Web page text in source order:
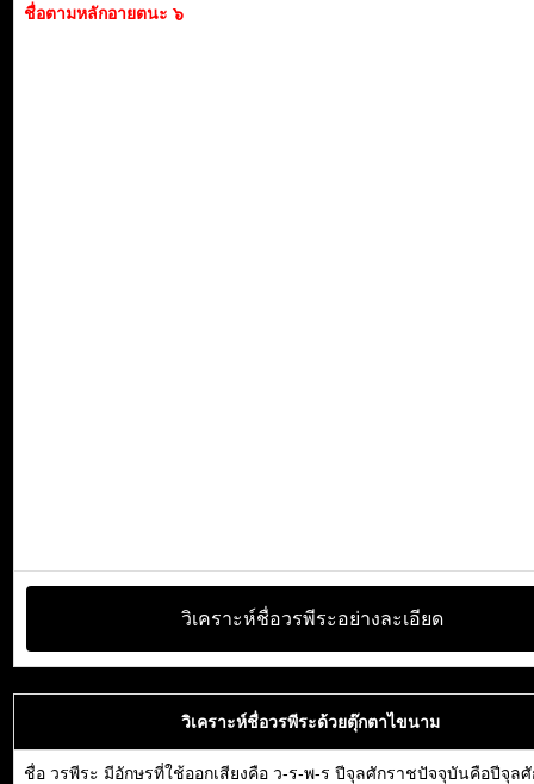
ชื่อตามหลักอายตนะ ๖
วิเคราะห์ชื่อวรพีระอย่างละเอียด
วิเคราะห์ชื่อวรพีระด้วยตุ๊กตาไขนาม
ชื่อ วรพีระ มีอักษรที่ใช้ออกเสียงคือ ว-ร-พ-ร ปีจุลศักราชปัจจุบันคือปีจุล